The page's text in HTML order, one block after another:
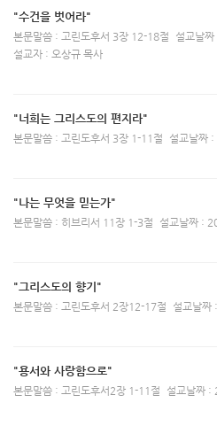
"수건을 벗어라"
본문말씀 : 고린도후서 3장 12-18절
설교날
설교자 : 오상규 목사
"너희는 그리스도의 편지라"
본문말씀 : 고린도후서 3장 1-11절 설교날짜
"나는 무엇을 믿는가"
본문말씀 : 히브리서 11장 1-3절 설교날짜 :
"그리스도의 향기"
본문말씀 : 고린도후서 2장12-17절 설교날
"용서와 사랑함으로"
본문말씀 : 고린도후서2장 1-11절 설교날짜